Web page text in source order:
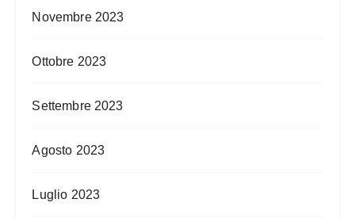
Novembre 2023
Ottobre 2023
Settembre 2023
Agosto 2023
Luglio 2023